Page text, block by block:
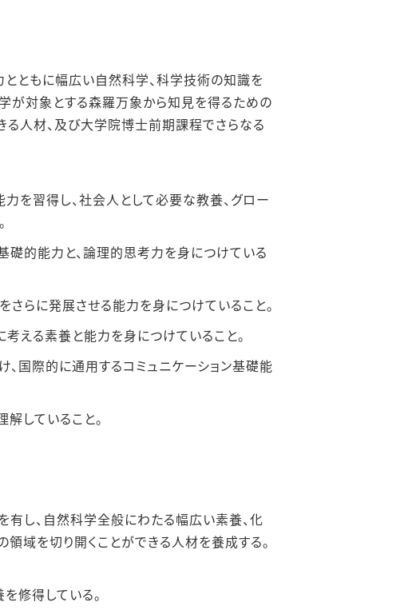
ともに幅広い⾃然科学、科学技術の知識を
が対象とする森羅万象から知⾒を得るための
る⼈材、及び⼤学院博⼠前期課程でさらなる
を習得し、社会⼈として必要な教養、グロー
的能⼒と、論理的思考⼒を⾝につけている
らに発展させる能⼒を⾝につけていること。
える素養と能⼒を⾝につけていること。
国際的に通⽤するコミュニケーション基礎能
していること。
し、⾃然科学全般にわたる幅広い素養、化
域を切り開くことができる⼈材を養成する。
修得している。